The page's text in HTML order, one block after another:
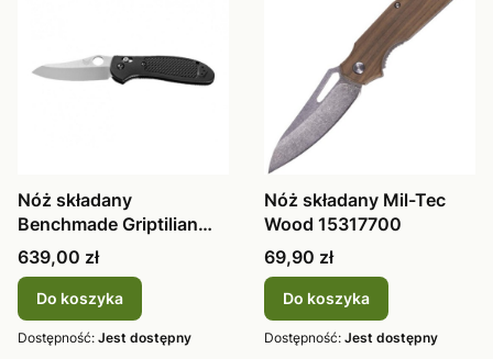
Nóż składany
Benchmade Griptilian
550-S30V
Cena
639,00 zł
Do koszyka
Dostępność: Jest dostępny
Nóż składany Mil-Tec
Wood 15317700
Cena
69,90 zł
Do koszyka
Dostępność: Jest dostępny